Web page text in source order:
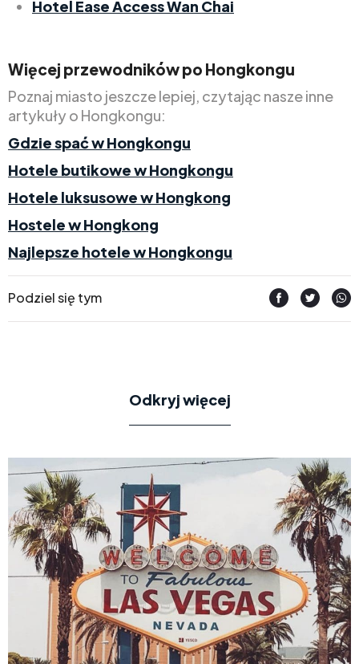
Hotel Ease Access Wan Chai
Więcej przewodników po Hongkongu
Poznaj miasto jeszcze lepiej, czytając nasze inne
artykuły o Hongkongu:
Gdzie spać w Hongkongu
Hotele butikowe w Hongkongu
Hotele luksusowe w Hongkong
Hostele w Hongkong
Najlepsze hotele w Hongkongu
Podziel się tym
Odkryj więcej